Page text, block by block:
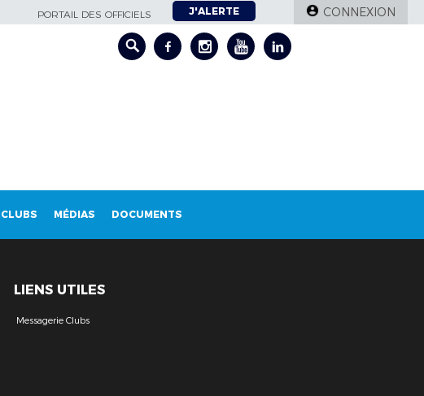
PORTAIL DES OFFICIELS J'ALERTE CONNEXION
CLUBS MÉDIAS DOCUMENTS
LIENS UTILES
Messagerie Clubs